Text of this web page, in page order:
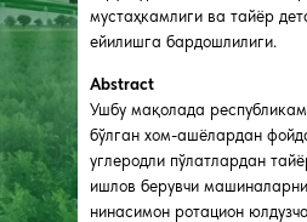
мустаҳкамлиги ва тайёр
ейилишга бардошлилиги.
Abstract
Ушбу мақолада
бўлган хом-ашёлардан
углеродли пўлатлардан
ишлов берувчи
нинасимон ротацион